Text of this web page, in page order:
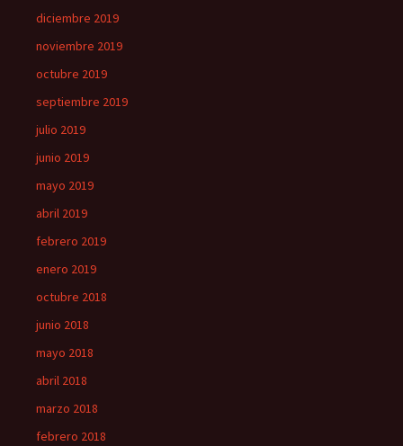
diciembre 2019
noviembre 2019
octubre 2019
septiembre 2019
julio 2019
junio 2019
mayo 2019
abril 2019
febrero 2019
enero 2019
octubre 2018
junio 2018
mayo 2018
abril 2018
marzo 2018
febrero 2018